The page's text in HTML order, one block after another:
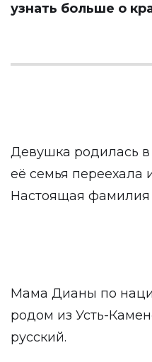
узнать больше о
Девушка родилась в
её семья переехала
Настоящая
Мама Дианы по
родом из Усть-
русский.